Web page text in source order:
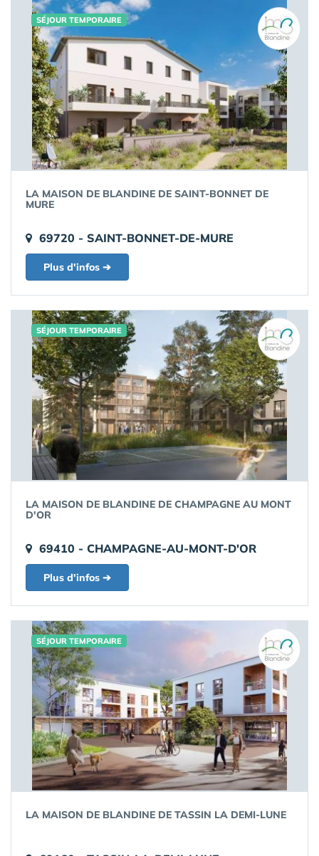
SÉJOUR TEMPORAIRE
LA MAISON DE BLANDINE DE SAINT-BONNET DE
MURE
69720 - SAINT-BONNET-DE-MURE
Plus d'infos ➔
SÉJOUR TEMPORAIRE
LA MAISON DE BLANDINE DE CHAMPAGNE AU MONT
D'OR
69410 - CHAMPAGNE-AU-MONT-D'OR
Plus d'infos ➔
SÉJOUR TEMPORAIRE
LA MAISON DE BLANDINE DE TASSIN LA DEMI-LUNE